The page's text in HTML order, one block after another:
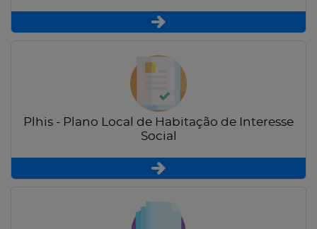
Plhis - Plano Local de Habitação de Interesse
Social